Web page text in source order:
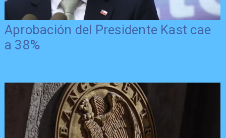
Aprobación del Presidente Kast cae
a 38%